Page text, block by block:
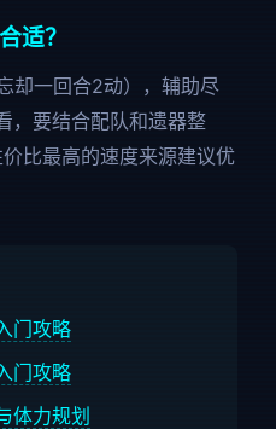
适？
却一回合2动），辅助尽
，要结合配队和遗器整
比最高的速度来源建议优
门攻略
门攻略
体力规划